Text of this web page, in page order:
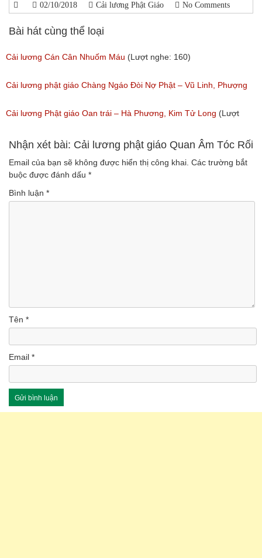
02/10/2018 Cải lương Phật Giáo No Comments
Bài hát cùng thể loại
Cải lương Cán Cân Nhuốm Máu (Lượt nghe: 160)
Cải lương phật giáo Chàng Ngáo Đòi Nợ Phật – Vũ Linh, Phượng
Hằng
(Lượt nghe: 112)
Cải lương Phật giáo Oan trái – Hà Phương, Kim Tử Long (Lượt
nghe: 61)
Nhận xét bài: Cải lương phật giáo Quan Âm Tóc Rối
Email của bạn sẽ không được hiển thị công khai. Các trường bắt
buộc được đánh dấu *
Bình luận *
Tên *
Email *